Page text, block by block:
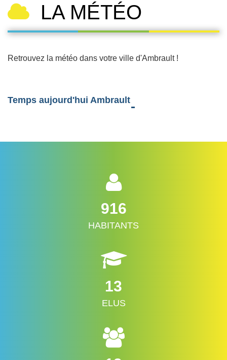
LA MÉTÉO
Retrouvez la météo dans votre ville d'Ambrault !
Temps aujourd'hui Ambrault
916
HABITANTS
13
ELUS